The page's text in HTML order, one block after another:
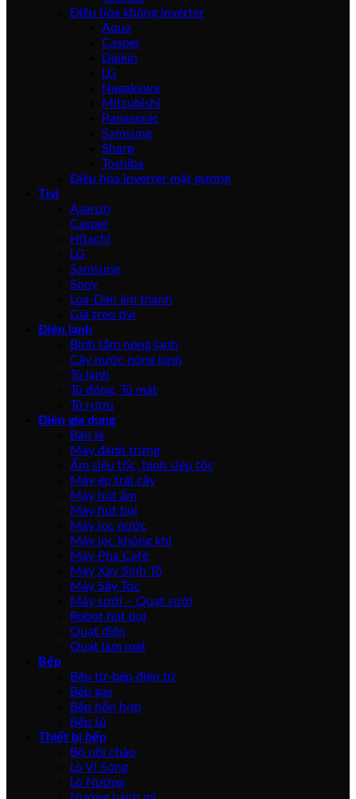
Điều hòa không Inverter
Aqua
Casper
Daikin
LG
Nagakawa
Mitsubishi
Panasonic
Samsung
Sharp
Toshiba
Điều hòa Inverter mặt gương
Tivi
Asanzo
Casper
Hitachi
LG
Samsung
Sony
Loa-Dàn âm thanh
Giá treo tivi
Điện lạnh
Bình tắm nóng lạnh
Cây nước nóng lạnh
Tủ lạnh
Tủ đông, Tủ mát
Tủ rượu
Điện gia dụng
Bàn là
Máy đánh trứng
Ấm siêu tốc, bình siêu tốc
Máy ép trái cây
Máy hút ẩm
Máy hút bụi
Máy lọc nước
Máy lọc không khí
Máy Pha Café
Máy Xay Sinh Tố
Máy Sấy Tóc
Máy sưởi – Quạt sưởi
Robot hút bụi
Quạt điện
Quạt làm mát
Bếp
Bếp từ-bếp điện từ
Bếp gas
Bếp hỗn hợp
Bếp tủ
Thiết bị bếp
Bộ nồi chảo
Lò Vi Sóng
Lò Nướng